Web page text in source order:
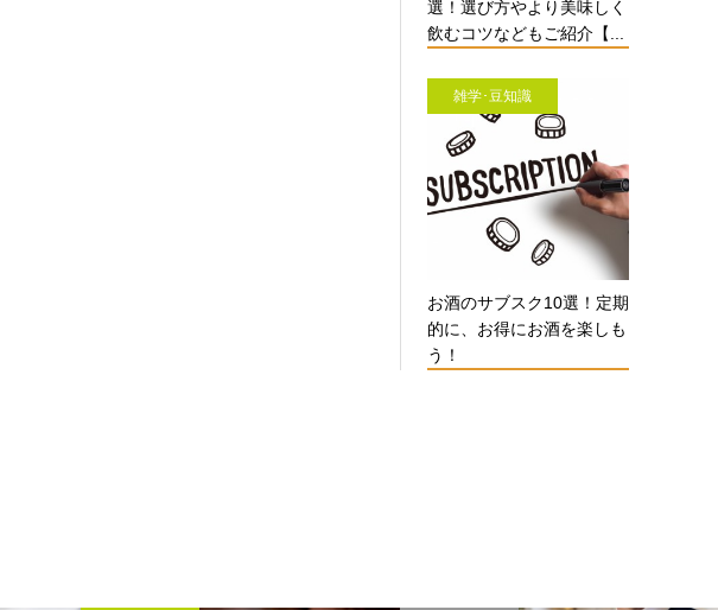
選！選び方やより美味しく
飲むコツなどもご紹介【...
雑学･豆知識
お酒のサブスク10選！定期
的に、お得にお酒を楽しも
う！